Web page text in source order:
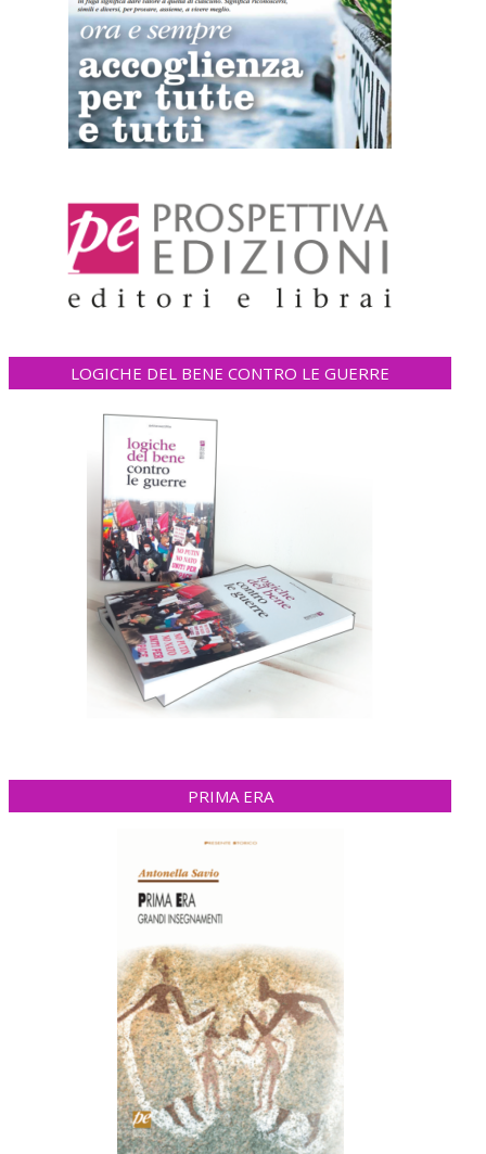
LOGICHE DEL BENE CONTRO LE GUERRE
PRIMA ERA